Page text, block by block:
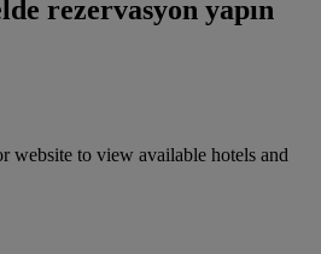
rezervasyon yapın
website to view available hotels and